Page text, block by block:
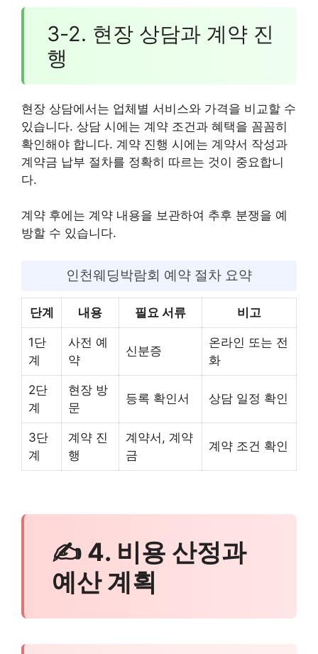
3-2. 현장 상담과 계약 진
행
현장 상담에서는 업체별 서비스와 가격을 비교할 수
있습니다. 상담 시에는 계약 조건과 혜택을 꼼꼼히
확인해야 합니다. 계약 진행 시에는 계약서 작성과
계약금 납부 절차를 정확히 따르는 것이 중요합니
다.
계약 후에는 계약 내용을 보관하여 추후 분쟁을 예
방할 수 있습니다.
인천웨딩박람회 예약 절차 요약
단계 내용 필요 서류 비고
1단
계
사전 예
약
신분증
온라인 또는 전
화
2단
계
현장 방
문
등록 확인서 상담 일정 확인
3단
계
계약 진
행
계약서, 계약
금
계약 조건 확인
✍ 4. 비용 산정과
예산 계획